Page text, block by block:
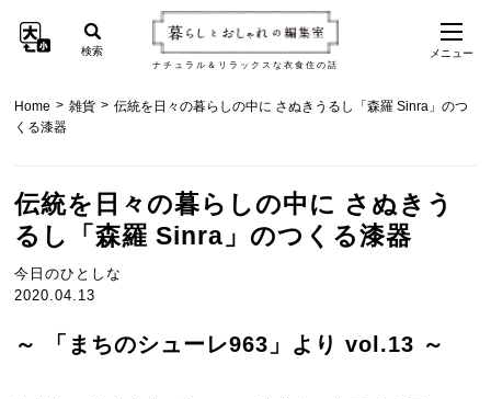
ナチュラル＆リラックスな衣食住の話
検索 メニュー
Home > 雑貨 > 伝統を日々の暮らしの中に さぬきうるし「森羅 Sinra」のつ
くる漆器
伝統を日々の暮らしの中に さぬきう
るし「森羅 Sinra」のつくる漆器
今日のひとしな
2020.04.13
～ 「まちのシューレ963」より vol.13 ～